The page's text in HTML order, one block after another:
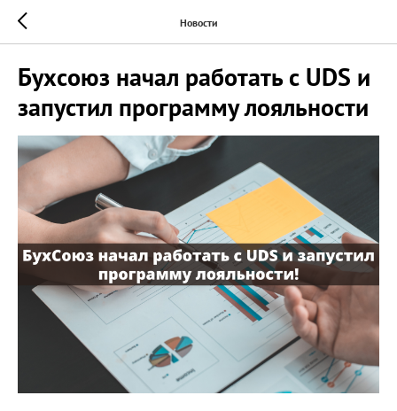
Новости
Бухсоюз начал работать с UDS и
запустил программу лояльности